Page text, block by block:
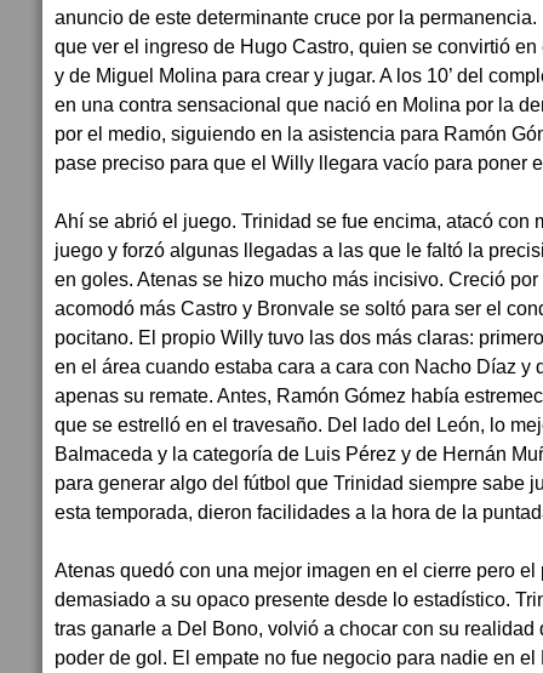
anuncio de este determinante cruce por la
que ver el ingreso de Hugo Castro, quien se convirtió
y de Miguel Molina para crear y jugar. A los 10’ del
en una contra sensacional que nació en Molina por la
por el medio, siguiendo en la asistencia para Ramón
pase preciso para que el Willy llegara vacío para poner
Ahí se abrió el juego. Trinidad se fue encima, atacó con
juego y forzó algunas llegadas a las que le faltó la
en goles. Atenas se hizo mucho más incisivo. Creció
acomodó más Castro y Bronvale se soltó para ser el
pocitano. El propio Willy tuvo las dos más claras:
en el área cuando estaba cara a cara con Nacho Díaz y
apenas su remate. Antes, Ramón Gómez había
que se estrelló en el travesaño. Del lado del León, lo
Balmaceda y la categoría de Luis Pérez y de Hernán
para generar algo del fútbol que Trinidad siempre sabe
esta temporada, dieron facilidades a la hora de la
Atenas quedó con una mejor imagen en el cierre pero el
demasiado a su opaco presente desde lo estadístico.
tras ganarle a Del Bono, volvió a chocar con su realidad
poder de gol. El empate no fue negocio para nadie en el